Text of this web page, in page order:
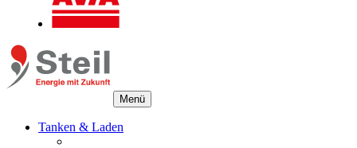
Menü
Tanken & Laden